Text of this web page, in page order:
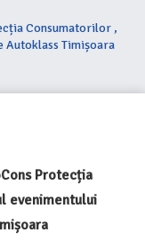
Consumatorilor ,
Autoklass Timișoara
Protecția
evenimentului